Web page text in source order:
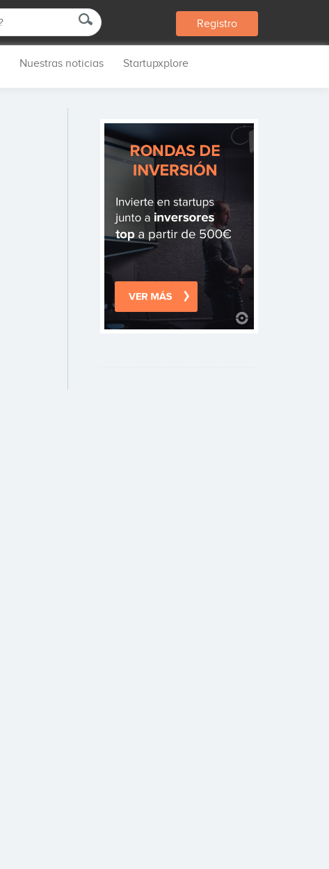
Registro
Nuestras noticias Startupxplore